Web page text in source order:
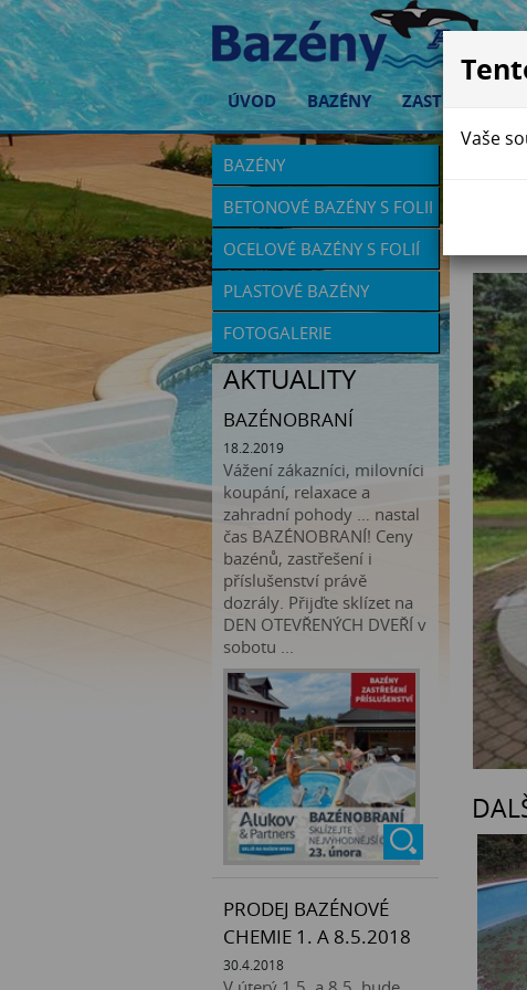
ÚVOD BAZÉNY ZASTŘEŠENÍ
BAZÉNY
BETONOVÉ BAZÉNY S FOLII
OCELOVÉ BAZÉNY S FOLIÍ
PLASTOVÉ BAZÉNY
FOTOGALERIE
AKTUALITY
BAZÉNOBRANÍ
18.2.2019
Vážení zákazníci, milovníci
koupání, relaxace a
zahradní pohody … nastal
čas BAZÉNOBRANÍ! Ceny
bazénů, zastřešení i
příslušenství právě
dozrály. Přijďte sklízet na
DEN OTEVŘENÝCH DVEŘÍ v
sobotu ...
PRODEJ BAZÉNOVÉ
CHEMIE 1. A 8.5.2018
30.4.2018
Vaše